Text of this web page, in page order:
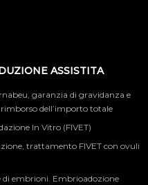
ASSISTITA
garanzia di gravidanza e
dell’importo totale
In Vitro (FIVET)
trattamento FIVET con ovuli
di embrioni. Embrioadozione